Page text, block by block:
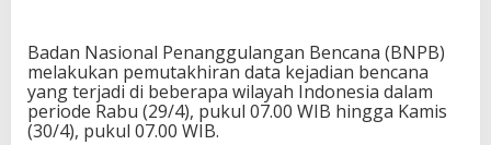
Badan Nasional Penanggulangan Bencana (BNPB)
melakukan pemutakhiran data kejadian bencana
yang terjadi di beberapa wilayah Indonesia dalam
periode Rabu (29/4), pukul 07.00 WIB hingga Kamis
(30/4), pukul 07.00 WIB.